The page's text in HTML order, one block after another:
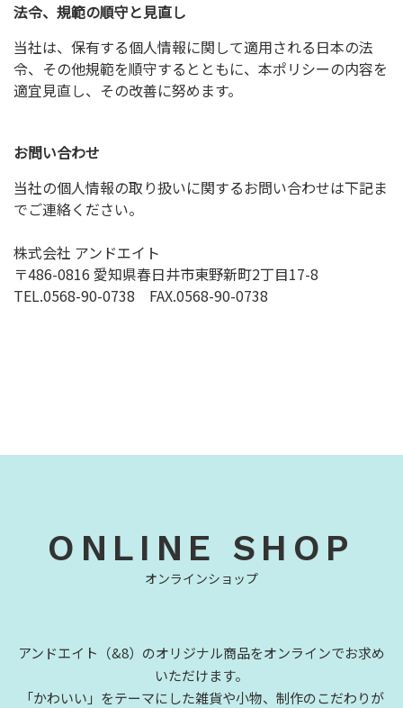
法令、規範の順守と見直し
当社は、保有する個人情報に関して適用される日本の法
令、その他規範を順守するとともに、本ポリシーの内容を
適宜見直し、その改善に努めます。
お問い合わせ
当社の個人情報の取り扱いに関するお問い合わせは下記ま
でご連絡ください。
株式会社 アンドエイト
〒486-0816 愛知県春日井市東野新町2丁目17-8
TEL.0568-90-0738 FAX.0568-90-0738
ONLINE SHOP
オンラインショップ
アンドエイト（&8）のオリジナル商品をオンラインでお求め
いただけます。
「かわいい」をテーマにした雑貨や小物、制作のこだわりが